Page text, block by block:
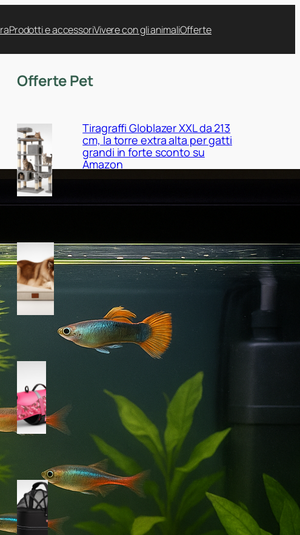
Prodotti e accessoriVivere con gli animaliOfferte
Offerte Pet
Tiragraffi Globlazer XXL da 213
cm, la torre extra alta per gatti
grandi in forte sconto su
Amazon
Cuccia EHEYCIGA XXL per cani
da interno, il maxi cuscino
ortopedico in promo su
Queenmore per cani, il modello
rosa mimetico ideale per mare
e piscina in offerta su Amazon
Cestino bici frontale TRIXIE per
cani fino a 6 kg, l’accessorio
per le pedalate in città in super
offerta su Amazon